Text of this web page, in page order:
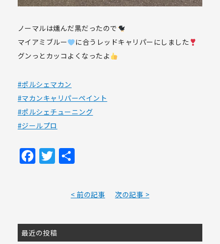
ノーマルは燻んだ黒だったので
マイアミブルー
に合うレッドキャリパーにしました
グンっとカッコよくなったよ
#ポルシェマカン
#マカンキャリパーペイント
#ポルシェチューニング
#ジールプロ
Facebook
Twitter
共
< 前の記事 次の記事 >
最近の投稿